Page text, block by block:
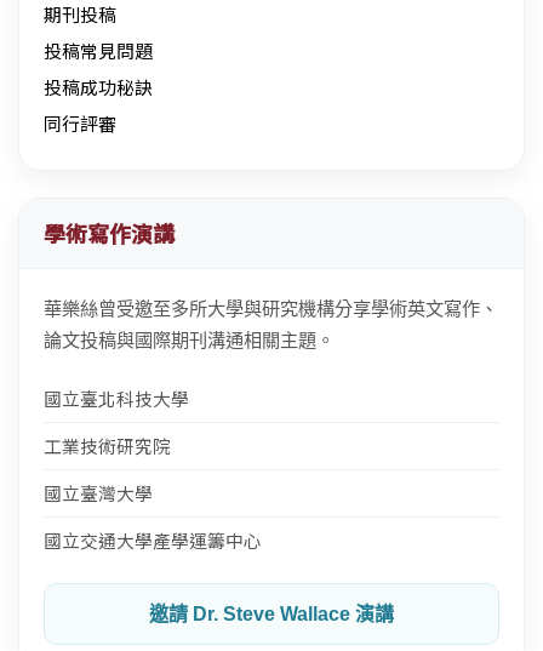
期刊投稿
投稿常見問題
投稿成功秘訣
同行評審
學術寫作演講
華樂絲曾受邀至多所大學與研究機構分享學術英文寫作、
論文投稿與國際期刊溝通相關主題。
國立臺北科技大學
工業技術研究院
國立臺灣大學
國立交通大學產學運籌中心
邀請 Dr. Steve Wallace 演講